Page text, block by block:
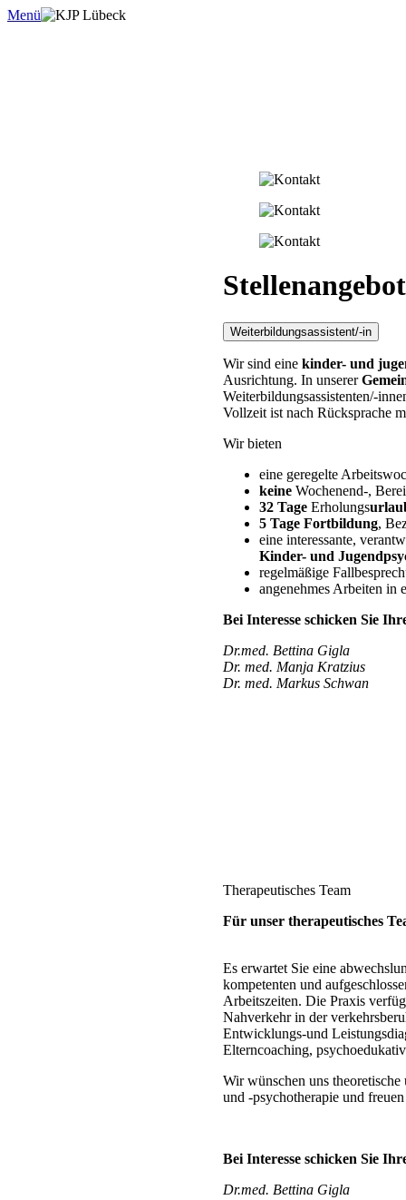
Menü
Weiterbildungsassistent/-in
Wir sind eine kinder- und
Ausrichtung. In unserer
Weiterbildungsassistenten/-
Vollzeit ist nach Rücksprache
Wir bieten
eine geregelte
keine Wochenend-,
32 Tage Erholungs
5 Tage Fortbildung,
eine interessante,
Kinder- und
regelmäßige
angenehmes Arbeiten in
Bei Interesse schicken Sie
Dr.med. Bettina Gigla
Dr. med. Manja Kratzius
Dr. med. Markus Schwan
Therapeutisches Team
Für unser therapeutisches
Es erwartet Sie eine
kompetenten und
Arbeitszeiten. Die Praxis
Nahverkehr in der
Entwicklungs-und
Elterncoaching,
Wir wünschen uns
und -psychotherapie und
Bei Interesse schicken Sie
Dr.med. Bettina Gigla